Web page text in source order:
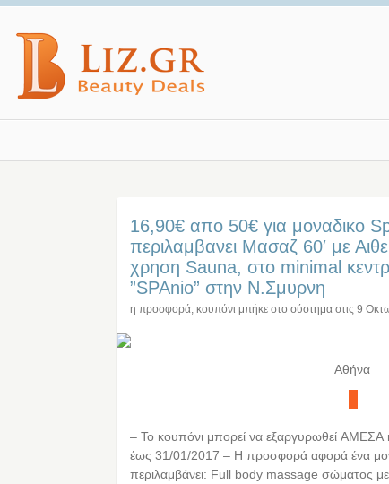
16,90€ απο 50€ για μοναδικο
περιλαμβανει Μασαζ 60′ με
χρηση Sauna, στο minimal
”SPAnio” στην Ν.Σμυρνη
η προσφορά, κουπόνι μπήκε στο σύστημα στις9
Αθήνα
– Το κουπόνι μπορεί να εξαργυρωθεί ΑΜΕΣΑ
έως 31/01/2017 – H προσφορά αφορά ένα
περιλαμβάνει: Full body massage σώματος με